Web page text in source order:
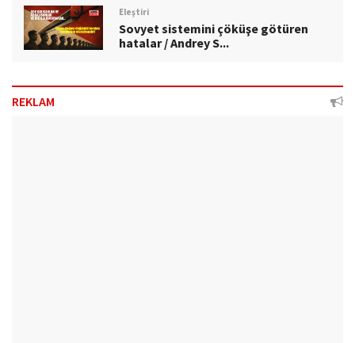
Eleştiri
Sovyet sistemini çöküşe götüren
hatalar / Andrey S...
REKLAM